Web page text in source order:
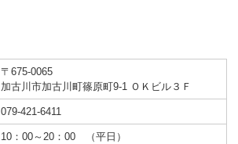
〒675-0065
加古川市加古川町篠原町9-1 ＯＫビル３Ｆ
079-421-6411
10：00～20：00 （平日）